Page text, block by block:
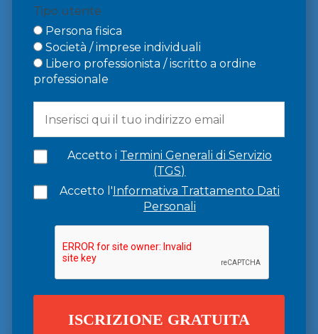
Tipo utente
Persona fisica
Società / imprese individuali
Libero professionista / iscritto a ordine
professionale
Accetto i Termini Generali di Servizio
(TGS)
Accetto l'Informativa Trattamento Dati
Personali